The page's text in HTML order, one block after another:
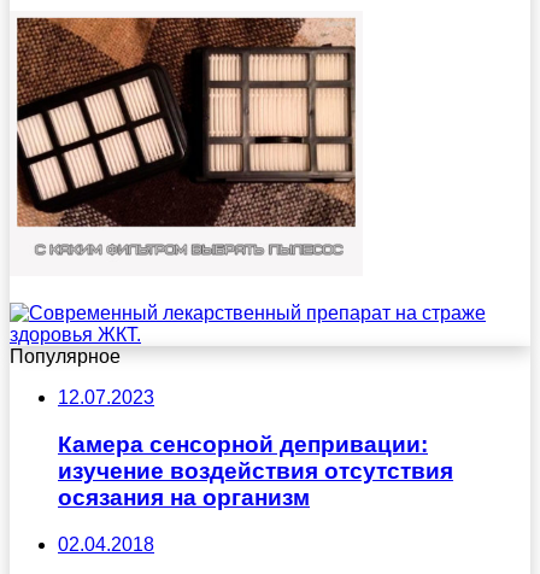
Популярное
12.07.2023
Камера сенсорной депривации:
изучение воздействия отсутствия
осязания на организм
02.04.2018